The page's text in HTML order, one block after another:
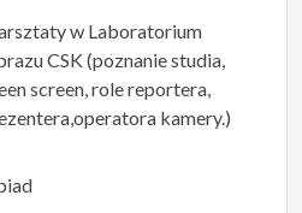
w Laboratorium
CSK (poznanie studia,
screen, role reportera,
kamery.)